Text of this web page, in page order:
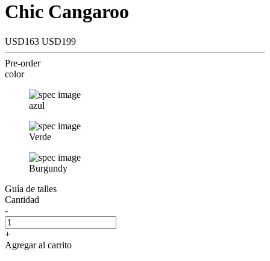
Chic Cangaroo
USD163 USD199
Pre-order
color
azul
Verde
Burgundy
Guía de talles
Cantidad
-
+
Agregar al carrito